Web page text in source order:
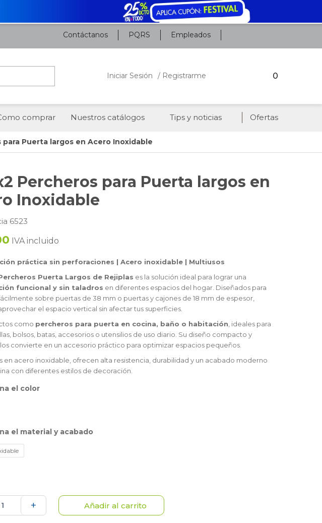
Contáctanos PQRS Empleados
Iniciar Sesión / Registrarme 0
comprar Nuestros catálogos Tips y noticias Ofertas
para Puerta largos en Acero Inoxidable
Percheros para Puerta largos en
Inoxidable
6523
IVA incluido
práctica sin perforaciones | Acero inoxidable | Multiusos
Puerta Largos de Rejiplas es la solución ideal para lograr una
funcional y sin taladros en diferentes espacios del hogar. Diseñados para
sobre puertas de 38 mm o puertas y cajones de 18 mm de espesor,
el espacio vertical sin afectar tus superficies.
como percheros para puerta en cocina, baño o habitación , ideales para
bolsos, batas, accesorios o utensilios de uso diario. Su diseño compacto y
convierte en un accesorio práctico para optimizar espacios pequeños.
en acero inoxidable, ofrecen alta resistencia, durabilidad y un acabado moderno
con diferentes estilos de decoración.
color
material y acabado
+ Añadir al carrito